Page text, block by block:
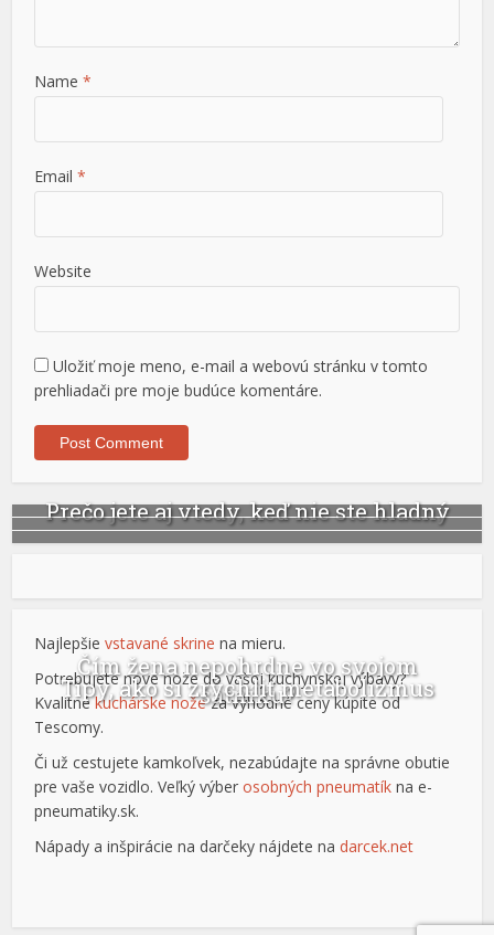
Name *
Email *
Website
Uložiť moje meno, e-mail a webovú stránku v tomto
prehliadači pre moje budúce komentáre.
Prečo jete aj vtedy, keď nie ste hladný
Čím žena nepohrdne vo svojom
šatníku?
Tipy, ako si zrýchliť metabolizmus
Najlepšievstavané skrine na mieru.
Potrebujete nové nože do vašej kuchynskej výbavy?
Kvalitnékuchárske nožeza výhodné ceny kúpite od
Tescomy.
Či už cestujete kamkoľvek, nezabúdajte na správne obutie
pre vaše vozidlo. Veľký výberosobných pneumatík na e-
pneumatiky.sk.
Nápady a inšpirácie na darčeky nájdete nadarcek.net